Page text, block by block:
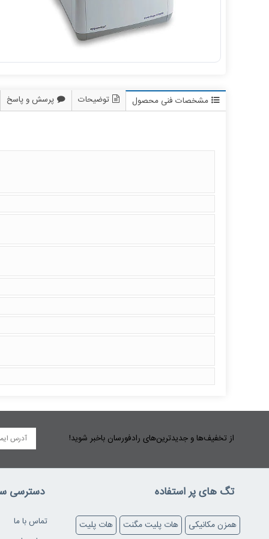
مشخصات فنی محصول توضیحات پرسش و پاسخ
از تخفیف‌ها و جدیدترین‌های رادفورسان باخبر شوید!
تگ های پر استفاده
همزن مکانیکی هات پلیت مگنت هات پلیت
دسترسی
تماس با ما